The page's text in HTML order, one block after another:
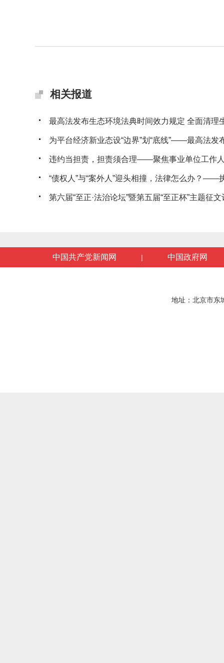
相关报道
最高法发布生态环境法典时间效力规定 全面清理
为平台经济新业态设“边界”划“底线”——最高法发
违约当担责，担责须合理——聚焦事业单位工作
“债权人”与“案外人”迎头相撞，法律怎么办？——
第六届“至正·法治论坛”暨第五届“至正杯”主题征文
中国共产党新闻网 | 中国政府网
地址：北京市东